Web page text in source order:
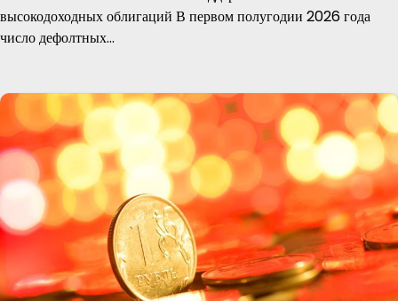
высокодоходных облигаций В первом полугодии 2026 года
число дефолтных…